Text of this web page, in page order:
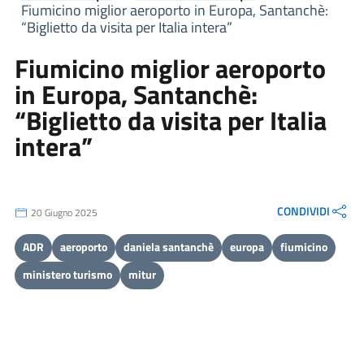
Fiumicino miglior aeroporto in Europa, Santanchè:
“Biglietto da visita per Italia intera”
Fiumicino miglior aeroporto
in Europa, Santanchè:
“Biglietto da visita per Italia
intera”
20 Giugno 2025 CONDIVIDI
ADR aeroporto daniela santanchè europa
fiumicino
ministero turismo
mitur